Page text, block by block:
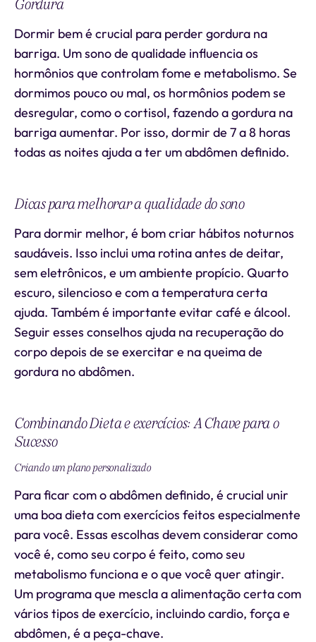
Gordura
Dormir bem é crucial para perder gordura na
barriga. Um sono de qualidade influencia os
hormônios que controlam fome e metabolismo. Se
dormimos pouco ou mal, os hormônios podem se
desregular, como o cortisol, fazendo a gordura na
barriga aumentar. Por isso, dormir de 7 a 8 horas
todas as noites ajuda a ter um abdômen definido.
Dicas para melhorar a qualidade do sono
Para dormir melhor, é bom criar hábitos noturnos
saudáveis. Isso inclui uma rotina antes de deitar,
sem eletrônicos, e um ambiente propício. Quarto
escuro, silencioso e com a temperatura certa
ajuda. Também é importante evitar café e álcool.
Seguir esses conselhos ajuda na recuperação do
corpo depois de se exercitar e na queima de
gordura no abdômen.
Combinando Dieta e exercícios: A Chave para o
Sucesso
Criando um plano personalizado
Para ficar com o abdômen definido, é crucial unir
uma boa dieta com exercícios feitos especialmente
para você. Essas escolhas devem considerar como
você é, como seu corpo é feito, como seu
metabolismo funciona e o que você quer atingir.
Um programa que mescla a alimentação certa com
vários tipos de exercício, incluindo cardio, força e
abdômen, é a peça-chave.